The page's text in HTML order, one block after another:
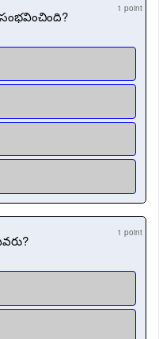
సంభవించింది? 1 point
1 point